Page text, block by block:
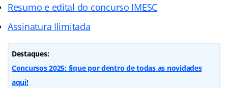
Resumo e edital do concurso IMESC
Assinatura Ilimitada
Destaques:
Concursos 2025: fique por dentro de todas as novidades
aqui!